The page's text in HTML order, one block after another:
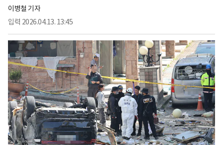
이병철 기자
입력 2026.04.13. 13:45